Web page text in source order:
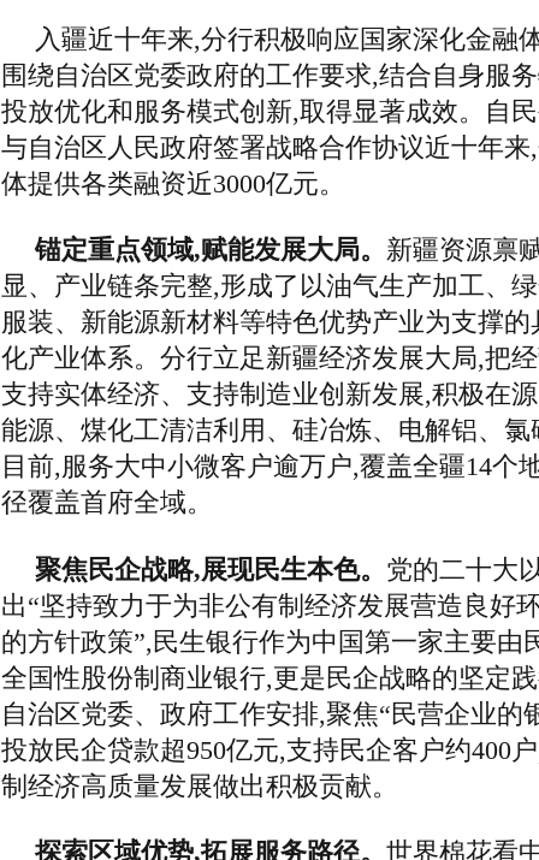
入疆近十年来,分行积极响应国家深化金融
围绕自治区党委政府的工作要求,结合自身服
投放优化和服务模式创新,取得显著成效。自
与自治区人民政府签署战略合作协议近十年
体提供各类融资近3000亿元。
锚定重点领域,赋能发展大局。 新疆资源禀
显、产业链条完整,形成了以油气生产加工、
服装、新能源新材料等特色优势产业为支撑
化产业体系。分行立足新疆经济发展大局,把
支持实体经济、支持制造业创新发展,积极在
能源、煤化工清洁利用、硅冶炼、电解铝、
目前,服务大中小微客户逾万户,覆盖全疆14个
径覆盖首府全域。
聚焦民企战略,展现民生本色。 党的二十大
出“坚持致力于为非公有制经济发展营造良好
的方针政策”,民生银行作为中国第一家主要由
全国性股份制商业银行,更是民企战略的坚定
自治区党委、政府工作安排,聚焦“民营企业的
投放民企贷款超950亿元,支持民企客户约400
制经济高质量发展做出积极贡献。
探索区域优势,拓展服务路径。 世界棉花看